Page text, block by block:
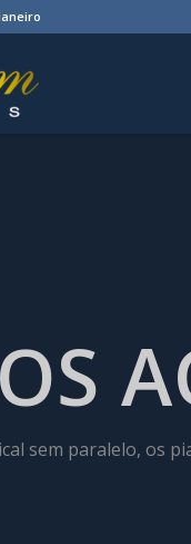
sem paralelo, os